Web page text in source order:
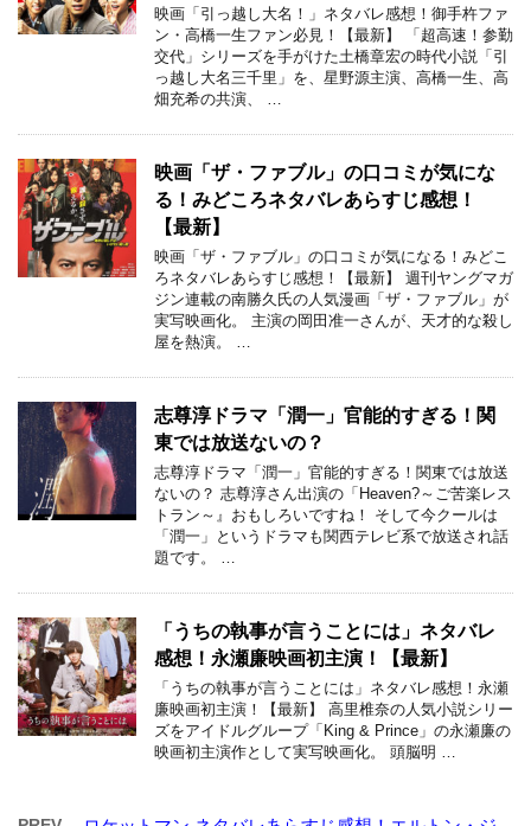
映画「引っ越し大名！」ネタバレ感想！御手杵ファ
ン・高橋一生ファン必見！【最新】 「超高速！参勤
交代」シリーズを手がけた土橋章宏の時代小説「引
っ越し大名三千里」を、星野源主演、高橋一生、高
畑充希の共演、 …
映画「ザ・ファブル」の口コミが気にな
る！みどころネタバレあらすじ感想！
【最新】
映画「ザ・ファブル」の口コミが気になる！みどこ
ろネタバレあらすじ感想！【最新】 週刊ヤングマガ
ジン連載の南勝久氏の人気漫画「ザ・ファブル」が
実写映画化。 主演の岡田准一さんが、天才的な殺し
屋を熱演。 …
志尊淳ドラマ「潤一」官能的すぎる！関
東では放送ないの？
志尊淳ドラマ「潤一」官能的すぎる！関東では放送
ないの？ 志尊淳さん出演の「Heaven?～ご苦楽レス
トラン～』おもしろいですね！ そして今クールは
「潤一」というドラマも関西テレビ系で放送され話
題です。 …
「うちの執事が言うことには」ネタバレ
感想！永瀬廉映画初主演！【最新】
「うちの執事が言うことには」ネタバレ感想！永瀬
廉映画初主演！【最新】 高里椎奈の人気小説シリー
ズをアイドルグループ「King & Prince」の永瀬廉の
映画初主演作として実写映画化。 頭脳明 …